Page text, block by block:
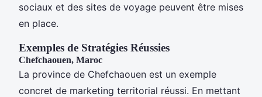
sociaux et des sites de voyage peuvent être mises
en place.
Exemples de Stratégies Réussies
Chefchaouen, Maroc
La province de Chefchaouen est un exemple
concret de marketing territorial réussi. En mettant